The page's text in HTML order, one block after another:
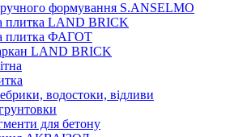
формування S.ANSELMO
плитка LAND BRICK
плитка ФАГОТ
LAND BRICK
водостоки, відливи
для бетону